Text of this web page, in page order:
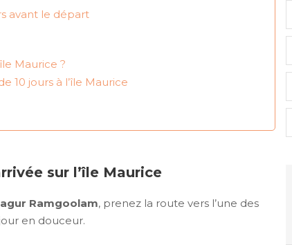
avant le départ
Maurice ?
10 jours à l’île Maurice
sur l’île Maurice
Ramgoolam, prenez la route vers l’une des
en douceur.